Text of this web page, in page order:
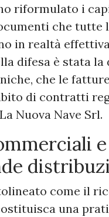
riformulato i
che tutte
in realtà
difesa è stata
che le
di contratti
Nuova Nave Srl.
come il
una